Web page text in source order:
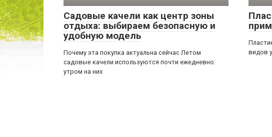
Садовые качели как центр зоны
отдыха: выбираем безопасную и
удобную модель
Почему эта покупка актуальна сейчас Летом
садовые качели используются почти ежедневно:
утром на них
видов